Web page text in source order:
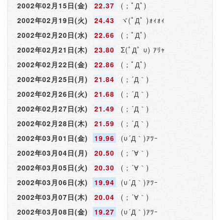
2002年02月15日(金) 22.37
(；ﾟДﾟ)
2002年02月19日(火)
24.43
ヾ(ﾟДﾟ )ｫｨｫｨ
2002年02月20日(水)
22.66
(；ﾟДﾟ)
2002年02月21日(木)
23.80
Σ(ﾟДﾟ υ) ｱﾘｬ
2002年02月22日(金)
22.86
(；ﾟДﾟ)
2002年02月25日(月)
21.84
(；´Д｀)
2002年02月26日(火)
21.68
(；´Д｀)
2002年02月27日(水)
21.49
(；´Д｀)
2002年02月28日(木)
21.59
(；´Д｀)
2002年03月01日(金)
19.96
(υ´Д｀)ｱﾂｰ
2002年03月04日(月)
20.50
(；´∀｀)
2002年03月05日(火)
20.30
(；´∀｀)
2002年03月06日(水)
19.94
(υ´Д｀)ｱﾂｰ
2002年03月07日(木)
20.04
(；´∀｀)
2002年03月08日(金)
19.27 (υ´Д｀)ｱﾂｰ